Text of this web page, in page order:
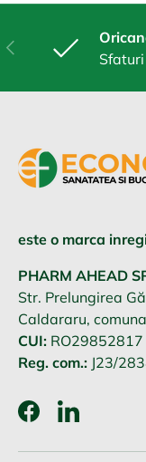
Anterior
este o marca
PHARM AHEAD
Str. Prelungirea
Caldararu,
CUI: RO29852817
Reg. com.: J23/
FacebookLinkedIn